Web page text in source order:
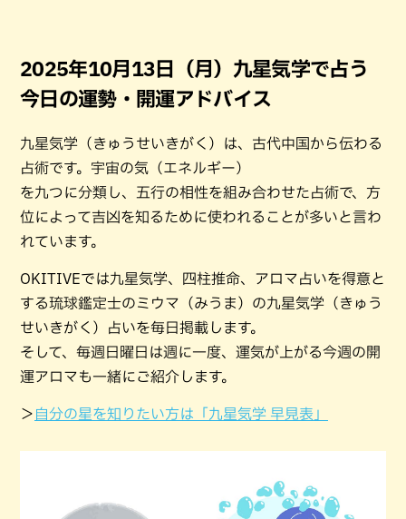
2025年10月13日（月）九星気学で占う
今日の運勢・開運アドバイス
九星気学（きゅうせいきがく）は、古代中国から伝わる
占術です。宇宙の気（エネルギー）
を九つに分類し、五行の相性を組み合わせた占術で、方
位によって吉凶を知るために使われることが多いと言わ
れています。
OKITIVEでは九星気学、四柱推命、アロマ占いを得意と
する琉球鑑定士のミウマ（みうま）の九星気学（きゅう
せいきがく）占いを毎日掲載します。
そして、毎週日曜日は週に一度、運気が上がる今週の開
運アロマも一緒にご紹介します。
＞ 自分の星を知りたい方は「九星気学 早見表」